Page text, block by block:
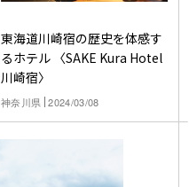
東海道川崎宿の歴史を体感す
るホテル 〈SAKE Kura Hotel
川崎宿〉
神奈川県 2024/03/08